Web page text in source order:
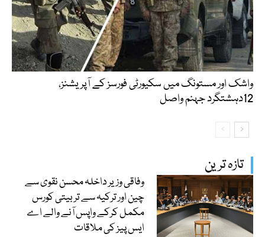
تازہ ترین
وفاقی وزیر داخلہ محسن نقوی سے
چین اور ترکیہ سے تربیتی کورس
مکمل کرکے واپس آنے والے اے
ایس پیز کی ملاقات
واشک اور مستونگ میں سکیورٹی فورسز کے آپریشنز،
12دہشتگرد جہنم واصل